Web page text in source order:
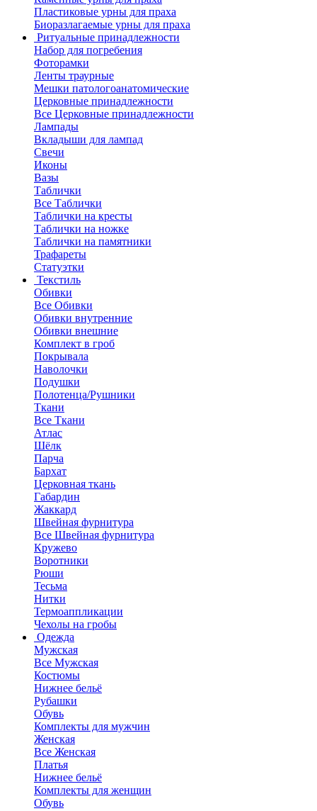
Пластиковые урны для праха
Биоразлагаемые урны для праха
Ритуальные принадлежности
Набор для погребения
Фоторамки
Ленты траурные
Мешки патологоанатомические
Церковные принадлежности
Все Церковные принадлежности
Лампады
Вкладыши для лампад
Свечи
Иконы
Вазы
Таблички
Все Таблички
Таблички на кресты
Таблички на ножке
Таблички на памятники
Трафареты
Статуэтки
Текстиль
Обивки
Все Обивки
Обивки внутренние
Обивки внешние
Комплект в гроб
Покрывала
Наволочки
Подушки
Полотенца/Рушники
Ткани
Все Ткани
Атлас
Шёлк
Парча
Бархат
Церковная ткань
Габардин
Жаккард
Швейная фурнитура
Все Швейная фурнитура
Кружево
Воротники
Рюши
Тесьма
Нитки
Термоаппликации
Чехолы на гробы
Одежда
Мужская
Все Мужская
Костюмы
Нижнее бельё
Рубашки
Обувь
Комплекты для мужчин
Женская
Все Женская
Платья
Нижнее бельё
Комплекты для женщин
Обувь